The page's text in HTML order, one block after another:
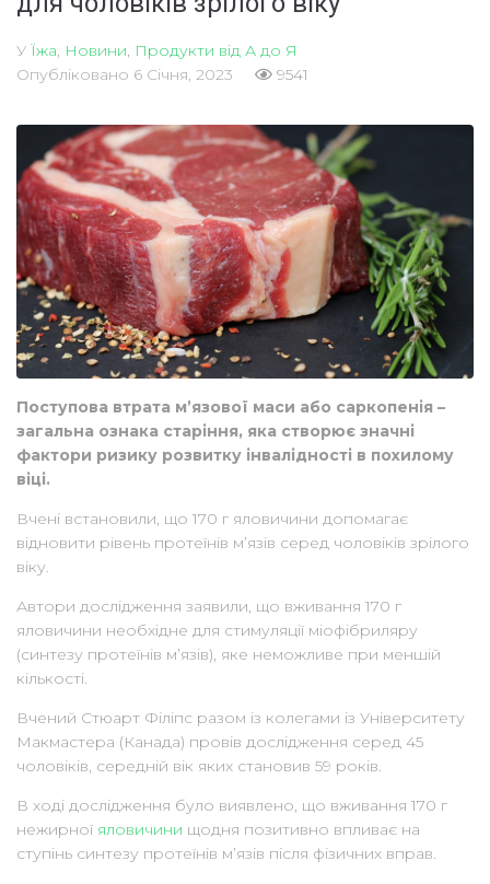
У Їжа Новини Продукти від А до Я
Опубліковано 6 Січня, 2023 9541
Поступова втрата м’язової маси або саркопенія –
загальна ознака старіння, яка створює значні
фактори ризику розвитку інвалідності в похилому
віці.
Вчені встановили, що 170 г яловичини допомагає
відновити рівень протеїнів м’язів серед чоловіків зрілого
віку.
Автори дослідження заявили, що вживання 170 г
яловичини необхідне для стимуляції міофібриляру
(синтезу протеїнів м’язів), яке неможливе при меншій
кількості.
Вчений Стюарт Філіпс разом із колегами із Університету
Макмастера (Канада) провів дослідження серед 45
чоловіків, середній вік яких становив 59 років.
В ході дослідження було виявлено, що вживання 170 г
нежирної яловичини щодня позитивно впливає на
ступінь синтезу протеїнів м’язів після фізичних вправ.